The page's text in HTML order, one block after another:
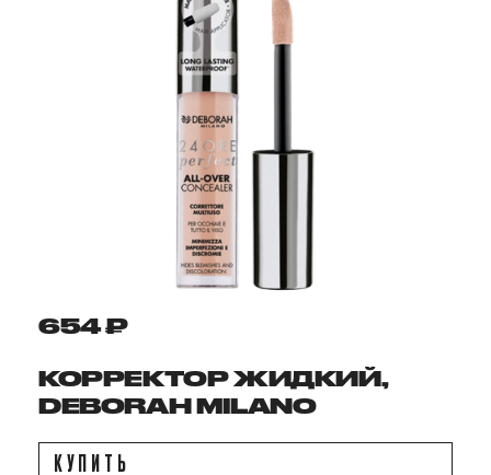
654 ₽
КОРРЕКТОР ЖИДКИЙ,
DEBORAH MILANO
КУПИТЬ